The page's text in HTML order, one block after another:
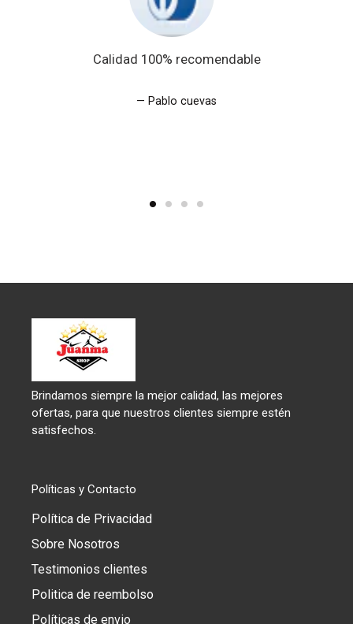
Calidad 100% recomendable
Pablo cuevas
Brindamos siempre la mejor calidad, las mejores
ofertas, para que nuestros clientes siempre estén
satisfechos.
Políticas y Contacto
Política de Privacidad
Sobre Nosotros
Testimonios clientes
Politica de reembolso
Políticas de envio